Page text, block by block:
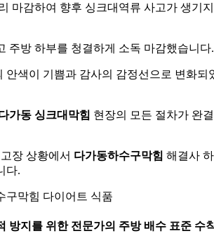
마감하여 향후 싱크대역류 사고가 생기지
주방 하부를 청결하게 소독 마감했습니다.
안색이 기쁨과 감사의 감정선으로 변화되
가동 싱크대막힘 현장의 모든 절차가 완
장 상황에서 다가동하수구막힘 해결사
다.
구막힘 다이어트 식품
방지를 위한 전문가의 주방 배수 표준 수